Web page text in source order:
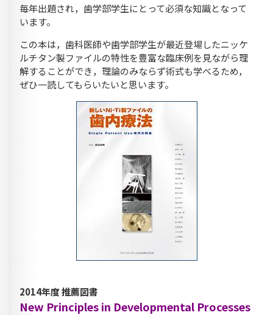
毎年出題され，歯学部学生にとって必須な知識となって
います。
この本は，歯科医師や歯学部学生が最近登場したニッケ
ルチタン製ファイルの特性を豊富な臨床例を見ながら理
解することができ，理論のみならず術式も学べるため，
ぜひ一読してもらいたいと思います。
2014年度 推薦図書
New Principles in Developmental Processes